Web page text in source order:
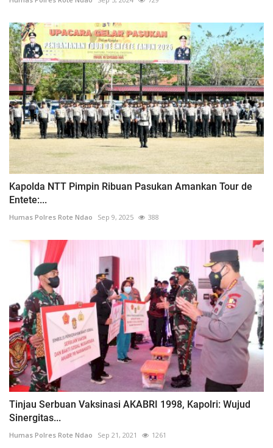
Kapolda NTT Pimpin Ribuan Pasukan Amankan Tour de
Entete:...
Humas Polres Rote Ndao Sep 9, 2025 388
Tinjau Serbuan Vaksinasi AKABRI 1998, Kapolri: Wujud
Sinergitas...
Humas Polres Rote Ndao Sep 21, 2021 1261